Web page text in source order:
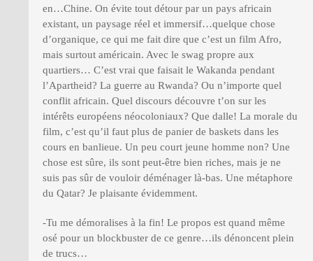
en…Chine. On évite tout détour par un pays africain
existant, un paysage réel et immersif…quelque chose
d’organique, ce qui me fait dire que c’est un film Afro,
mais surtout américain. Avec le swag propre aux
quartiers… C’est vrai que faisait le Wakanda pendant
l’Apartheid? La guerre au Rwanda? Ou n’importe quel
conflit africain. Quel discours découvre t’on sur les
intérêts européens néocoloniaux? Que dalle! La morale du
film, c’est qu’il faut plus de panier de baskets dans les
cours en banlieue. Un peu court jeune homme non? Une
chose est sûre, ils sont peut-être bien riches, mais je ne
suis pas sûr de vouloir déménager là-bas. Une métaphore
du Qatar? Je plaisante évidemment.
-Tu me démoralises à la fin! Le propos est quand même
osé pour un blockbuster de ce genre…ils dénoncent plein
de trucs…